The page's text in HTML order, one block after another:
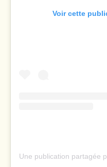
Voir cette